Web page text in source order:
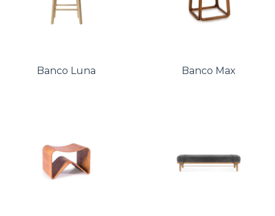
Banco Luna Banco Max